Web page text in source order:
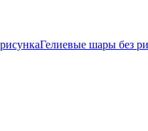
Гелиевые шары без